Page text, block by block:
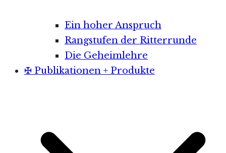
Ein hoher Anspruch
Rangstufen der Ritterrunde
Die Geheimlehre
✠ Publikationen + Produkte